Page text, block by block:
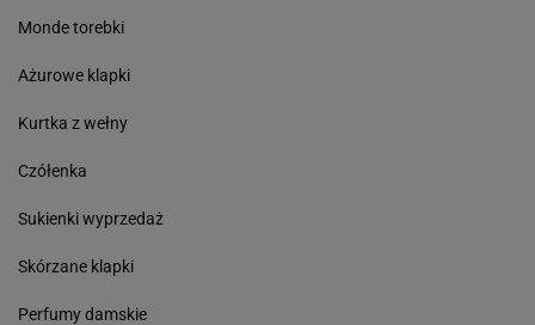
Monde torebki
Ażurowe klapki
Kurtka z wełny
Czółenka
Sukienki wyprzedaż
Skórzane klapki
Perfumy damskie